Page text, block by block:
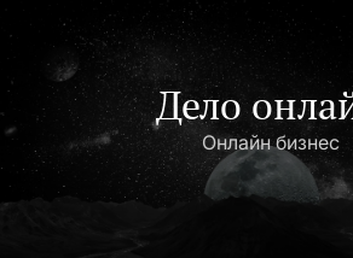
содержимому
Дело
Онлайн бизнес